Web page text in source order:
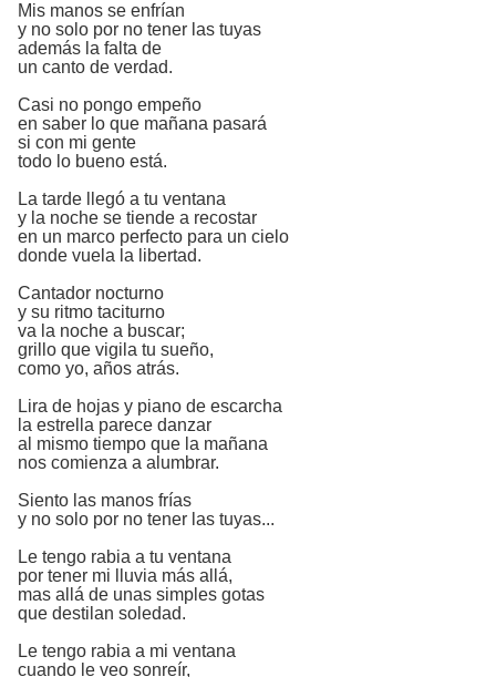
Mis manos se enfrían
y no solo por no tener las tuyas
además la falta de
un canto de verdad.
Casi no pongo empeño
en saber lo que mañana pasará
si con mi gente
todo lo bueno está.
La tarde llegó a tu ventana
y la noche se tiende a recostar
en un marco perfecto para un cielo
donde vuela la libertad.
Cantador nocturno
y su ritmo taciturno
va la noche a buscar;
grillo que vigila tu sueño,
como yo, años atrás.
Lira de hojas y piano de escarcha
la estrella parece danzar
al mismo tiempo que la mañana
nos comienza a alumbrar.
Siento las manos frías
y no solo por no tener las tuyas...
Le tengo rabia a tu ventana
por tener mi lluvia más allá,
mas allá de unas simples gotas
que destilan soledad.
Le tengo rabia a mi ventana
cuando le veo sonreír,